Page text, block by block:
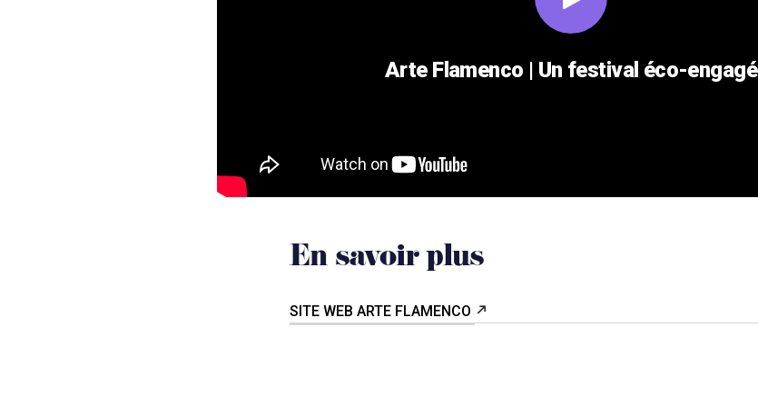
Arte Flamenco | Un festival éco-engagé
En savoir plus
SITE WEB ARTE FLAMENCO